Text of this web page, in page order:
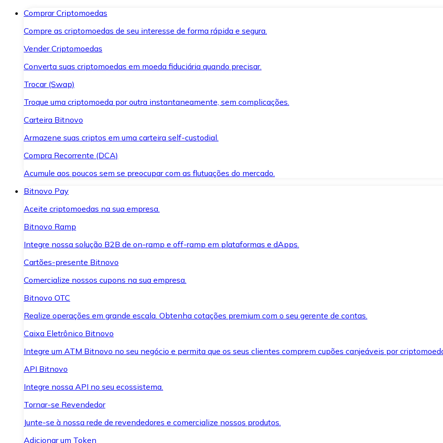
Comprar Criptomoedas
Compre as criptomoedas de seu interesse de forma rápida e segura.
Vender Criptomoedas
Converta suas criptomoedas em moeda fiduciária quando precisar.
Trocar (Swap)
Troque uma criptomoeda por outra instantaneamente, sem complicações.
Carteira Bitnovo
Armazene suas criptos em uma carteira self-custodial.
Compra Recorrente (DCA)
Acumule aos poucos sem se preocupar com as flutuações do mercado.
Bitnovo Pay
Aceite criptomoedas na sua empresa.
Bitnovo Ramp
Integre nossa solução B2B de on-ramp e off-ramp em plataformas e dApps.
Cartões-presente Bitnovo
Comercialize nossos cupons na sua empresa.
Bitnovo OTC
Realize operações em grande escala. Obtenha cotações premium com o seu gerente de contas.
Caixa Eletrônico Bitnovo
Integre um ATM Bitnovo no seu negócio e permita que os seus clientes comprem cupões canjeáveis por
API Bitnovo
Integre nossa API no seu ecossistema.
Tornar-se Revendedor
Junte-se à nossa rede de revendedores e comercialize nossos produtos.
Adicionar um Token